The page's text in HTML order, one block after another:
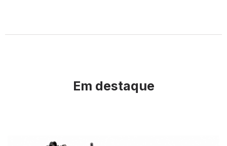
Em destaque